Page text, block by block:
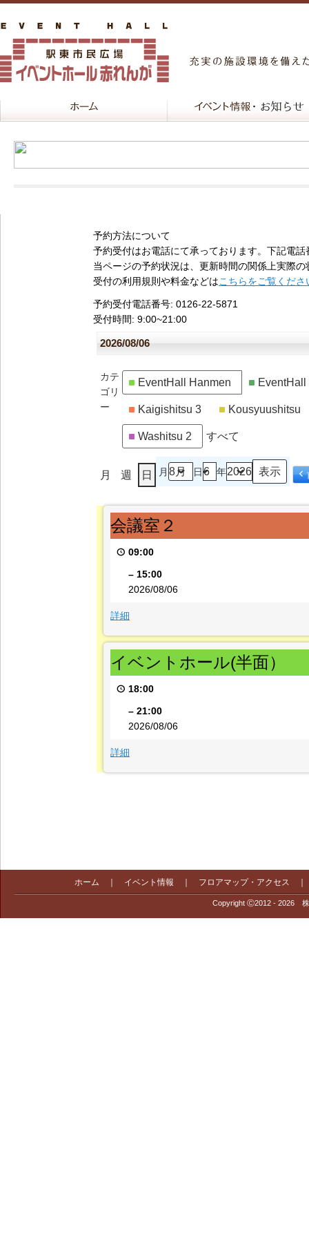
予約方法について
予約受付はお電話にて承っております。下記電
当ページの予約状況は、更新時間の関係上実際
受付の利用規則や料金などはこちらをご覧くださ
予約受付電話番号: 0126-22-5871
受付時間: 9:00~21:00
2026/08/06
カテ
ゴリ
ー
EventHall Hanmen
Kaigishitsu 3 Kousyuushitsu
Washitsu 2 すべて
月 週 日 月 日 年
会議室２
09:00
– 15:00
2026/08/06
{title}
詳細
面）
イベントホール(半面）
18:00
– 21:00
2026/08/06
{title}
詳細
ホーム イベント情報 フロアマップ・アクセス
Copyright Ⓒ2012 - 2026 株